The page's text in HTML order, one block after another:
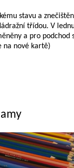
stavu a
třídou. V
a pro podchod
na nové kartě)